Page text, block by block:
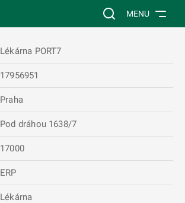
Vyhledávání na
MENU
Lékárna PORT7
17956951
Praha
Pod dráhou 1638/7
17000
ERP
Lékárna